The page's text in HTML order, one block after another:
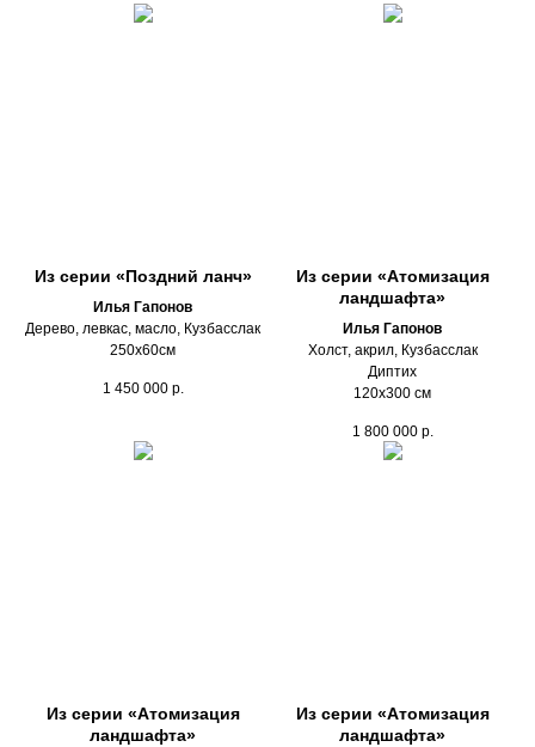
Из серии «Поздний ланч»
Илья Гапонов
Дерево, левкас, масло, Кузбасслак
250х60см
1 450 000 р.
Из серии «Атомизация
ландшафта»
Илья Гапонов
Холст, акрил, Кузбасслак
Диптих
120х300 см
1 800 000 р.
Из серии «Атомизация
ландшафта»
Из серии «Атомизация
ландшафта»